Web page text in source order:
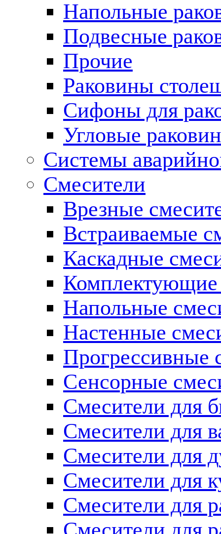
Напольные
Подвесные
Прочие
Раковины
Сифоны для
Угловые
Системы
Смесители
Врезные
Встраиваемые
Каскадные
Комплектующие
Напольные
Настенные
Прогрессивные
Сенсорные
Смесители для
Смесители для
Смесители для
Смесители для
Смесители для